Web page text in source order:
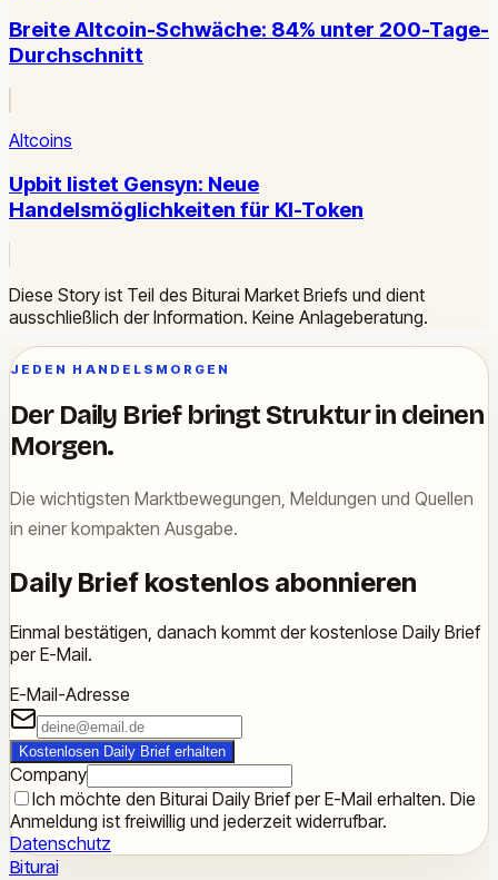
Breite Altcoin-Schwäche: 84% unter 200-Tage-
Durchschnitt
Altcoins
Upbit listet Gensyn: Neue
Handelsmöglichkeiten für KI-Token
Diese Story ist Teil des Biturai Market Briefs und dient
ausschließlich der Information. Keine Anlageberatung.
JEDEN HANDELSMORGEN
Der Daily Brief bringt Struktur in deinen
Morgen.
Die wichtigsten Marktbewegungen, Meldungen und Quellen
in einer kompakten Ausgabe.
Daily Brief kostenlos abonnieren
Einmal bestätigen, danach kommt der kostenlose Daily Brief
per E-Mail.
E-Mail-Adresse
Kostenlosen Daily Brief erhalten
Company
Ich möchte den Biturai Daily Brief per E-Mail erhalten. Die
Anmeldung ist freiwillig und jederzeit widerrufbar.
Datenschutz
Biturai